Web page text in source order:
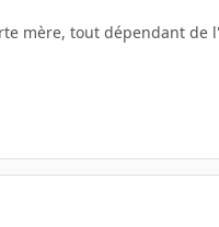
mère, tout dépendant de